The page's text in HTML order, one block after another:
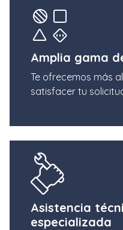
Amplia gama
Te ofrecemos más
satisfacer tu
Asistencia
especializada